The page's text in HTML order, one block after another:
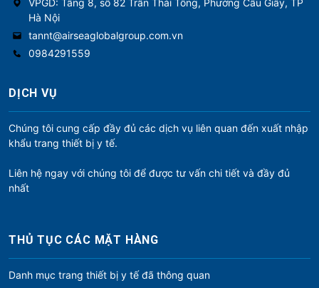
Hà Nội
tannt@airseaglobalgroup.com.vn
0984291559
DỊCH VỤ
Chúng tôi cung cấp đầy đủ các dịch vụ liên quan đến xuất nhập
khẩu trang thiết bị y tế.
Liên hệ ngay với chúng tôi để được tư vấn chi tiết và đầy đủ
nhất
THỦ TỤC CÁC MẶT HÀNG
Danh mục trang thiết bị y tế đã thông quan